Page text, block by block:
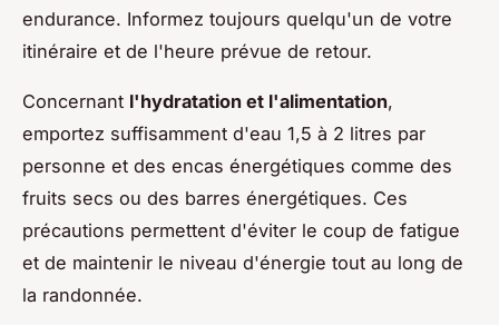
endurance. Informez toujours quelqu'un de votre
itinéraire et de l'heure prévue de retour.
Concernant l'hydratation et l'alimentation,
emportez suffisamment d'eau 1,5 à 2 litres par
personne et des encas énergétiques comme des
fruits secs ou des barres énergétiques. Ces
précautions permettent d'éviter le coup de fatigue
et de maintenir le niveau d'énergie tout au long de
la randonnée.